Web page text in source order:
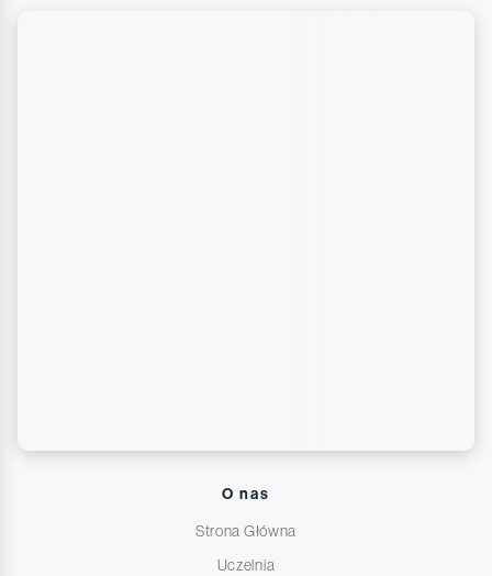
O nas
Strona Główna
Uczelnia